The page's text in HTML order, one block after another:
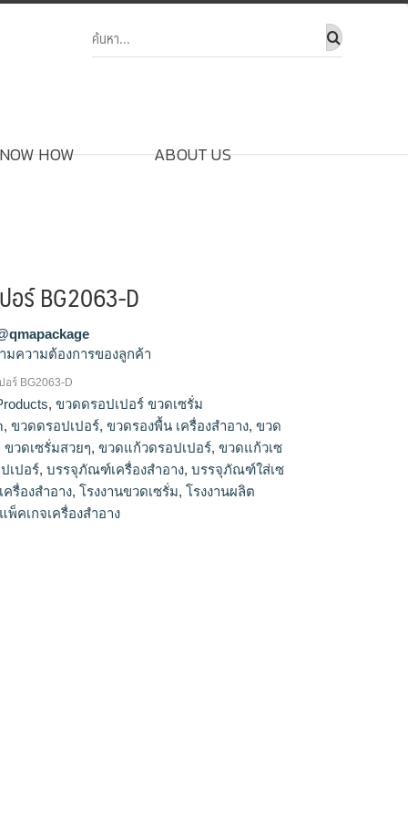
HOW ABOUT US
อร์ BG2063-D
ความต้องการของลูกค้า
วดแก้วเซรั่ม, ดรอปเปอร์, บรรจุภัณฑ์ใส่เซรั่ม,
ม, ขวดใส่เซรั่ม, ขวดดรอปเปอร์, ขวดเซรั่ม, บีบ
วดserum, โรงงานขวดเซรั่ม, ขวดเซรั่ม15ml,
ง, บรรจุภัณฑ์เครื่องสำอาง, แพ็คเกจเครื่อง
เครื่องสำอาง, โรงงานผลิตเครื่องสำอาง
ร์ BG2063-D
,ขวดดรอปเปอร์ ขวดเซรั่ม
,ขวดดรอปเปอร์,ขวดรองพื้น เครื่องสำอาง,ขวด
ขวดเซรั่มสวยๆ,ขวดแก้วดรอปเปอร์,ขวดแก้วเซ
เปอร์,บรรจุภัณฑ์เครื่องสำอาง,บรรจุภัณฑ์ใส่เซ
ครื่องสำอาง,โรงงานขวดเซรั่ม,โรงงานผลิต
พ็คเกจเครื่องสำอาง